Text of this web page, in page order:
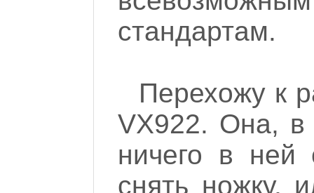
стандартам.
Перехожу к
VX922. Она, в
ничего в ней
снять ножку,